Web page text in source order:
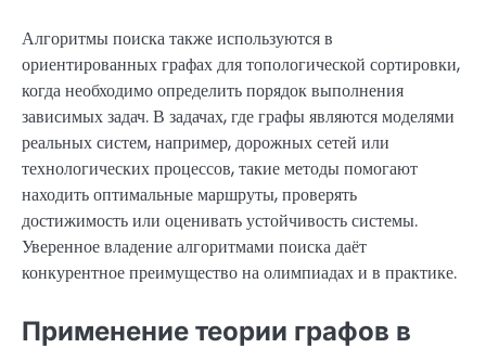
Алгоритмы поиска также используются в
ориентированных графах для топологической сортировки,
когда необходимо определить порядок выполнения
зависимых задач. В задачах, где графы являются моделями
реальных систем, например, дорожных сетей или
технологических процессов, такие методы помогают
находить оптимальные маршруты, проверять
достижимость или оценивать устойчивость системы.
Уверенное владение алгоритмами поиска даёт
конкурентное преимущество на олимпиадах и в практике.
Применение теории графов в